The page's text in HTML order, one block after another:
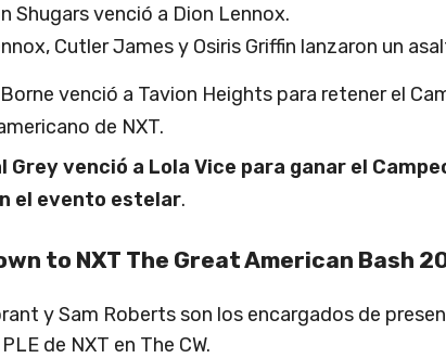
Shugars venció a Dion Lennox.
Cutler James y Osiris Griffin lanzaron un
venció a Tavion Heights para retener el
de NXT.
Grey venció a Lola Vice para ganar el
el evento estelar.
to NXT The Great American Bash
y Sam Roberts son los encargados de
de NXT en The CW.